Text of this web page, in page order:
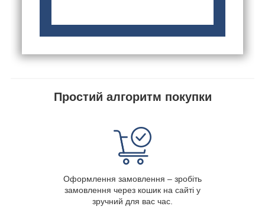
Простий алгоритм покупки
Оформлення замовлення – зробіть
замовлення через кошик на сайті у
зручний для вас час.